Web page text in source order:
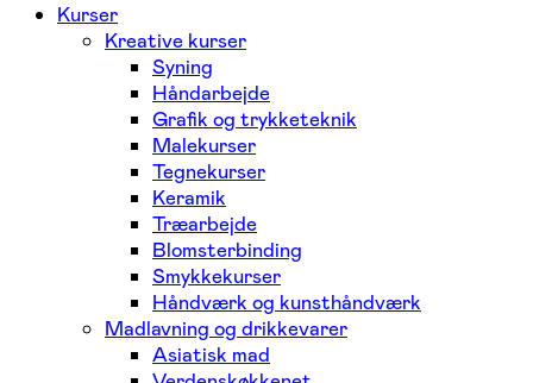
Kurser
Kreative kurser
Syning
Håndarbejde
Grafik og trykketeknik
Malekurser
Tegnekurser
Keramik
Træarbejde
Blomsterbinding
Smykkekurser
Håndværk og kunsthåndværk
Madlavning og drikkevarer
Asiatisk mad